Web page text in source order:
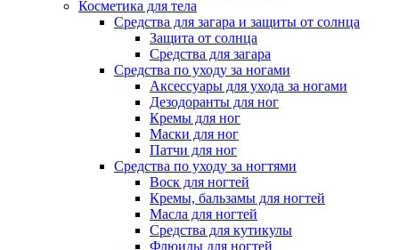
Косметика для тела
Средства для загара и защиты от солнца
Защита от солнца
Средства для загара
Средства по уходу за ногами
Аксессуары для ухода за ногами
Дезодоранты для ног
Кремы для ног
Маски для ног
Патчи для ног
Средства по уходу за ногтями
Воск для ногтей
Кремы, бальзамы для ногтей
Масла для ногтей
Средства для кутикулы
Флюиды для ногтей